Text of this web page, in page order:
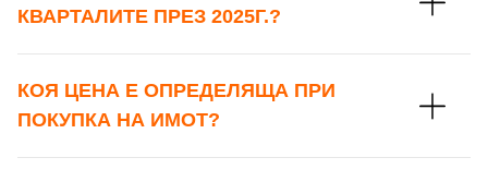
КВАРТАЛИТЕ ПРЕЗ 2025Г.?
КОЯ ЦЕНА Е ОПРЕДЕЛЯЩА ПРИ
ПОКУПКА НА ИМОТ?